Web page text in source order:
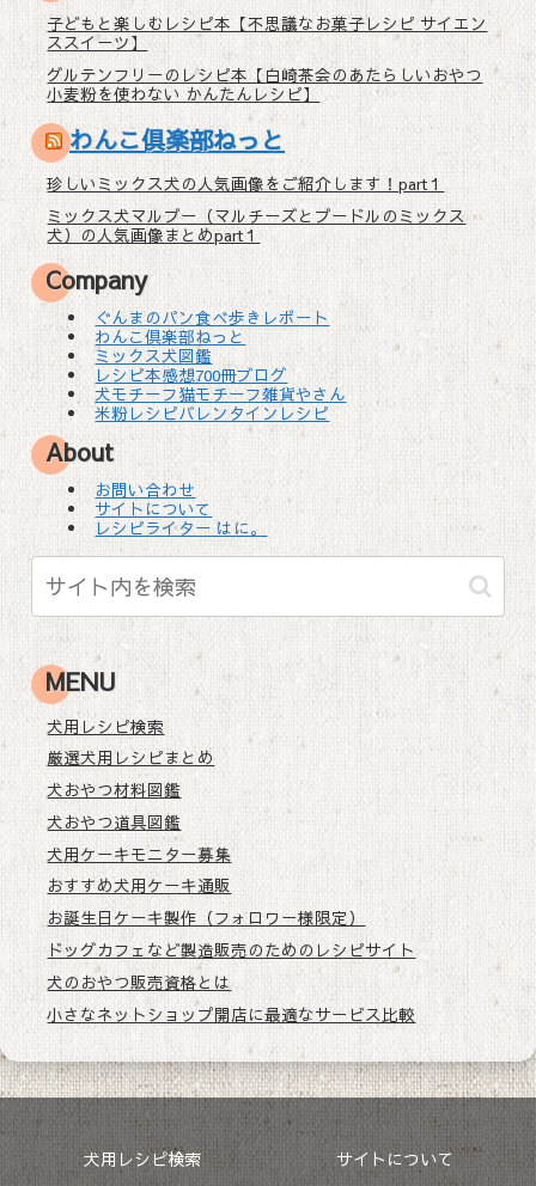
子どもと楽しむレシピ本【不思議なお菓子レシピ サイエン
ススイーツ】
グルテンフリーのレシピ本【白崎茶会のあたらしいおやつ
小麦粉を使わない かんたんレシピ】
わんこ倶楽部ねっと
珍しいミックス犬の人気画像をご紹介します！part１
ミックス犬マルプー（マルチーズとプードルのミックス
犬）の人気画像まとめpart１
Company
ぐんまのパン食べ歩きレポート
わんこ倶楽部ねっと
ミックス犬図鑑
レシピ本感想700冊ブログ
犬モチーフ猫モチーフ雑貨やさん
米粉レシピバレンタインレシピ
About
お問い合わせ
サイトについて
レシピライター はに。
MENU
犬用レシピ検索
厳選犬用レシピまとめ
犬おやつ材料図鑑
犬おやつ道具図鑑
犬用ケーキモニター募集
おすすめ犬用ケーキ通販
お誕生日ケーキ製作（フォロワー様限定）
ドッグカフェなど製造販売のためのレシピサイト
犬のおやつ販売資格とは
小さなネットショップ開店に最適なサービス比較
犬用レシピ検索
サイトについて